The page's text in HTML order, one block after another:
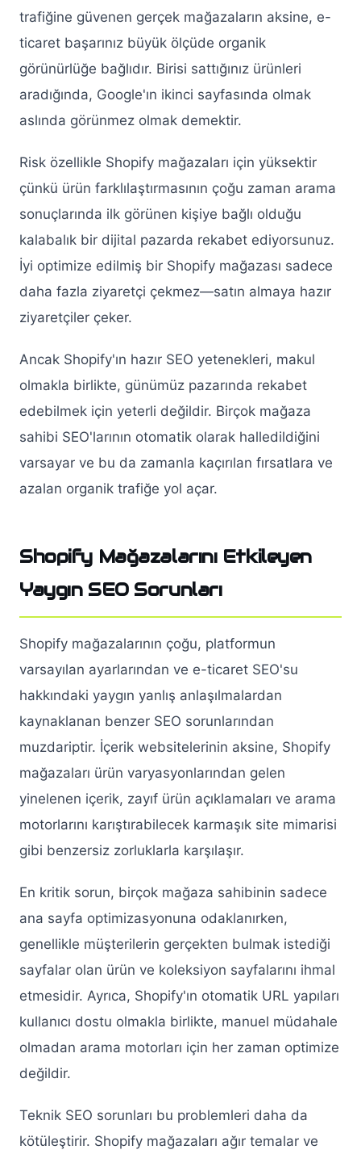
trafiğine güvenen gerçek mağazaların aksine, e-
ticaret başarınız büyük ölçüde organik
görünürlüğe bağlıdır. Birisi sattığınız ürünleri
aradığında, Google'ın ikinci sayfasında olmak
aslında görünmez olmak demektir.
Risk özellikle Shopify mağazaları için yüksektir
çünkü ürün farklılaştırmasının çoğu zaman arama
sonuçlarında ilk görünen kişiye bağlı olduğu
kalabalık bir dijital pazarda rekabet ediyorsunuz.
İyi optimize edilmiş bir Shopify mağazası sadece
daha fazla ziyaretçi çekmez—satın almaya hazır
ziyaretçiler çeker.
Ancak Shopify'ın hazır SEO yetenekleri, makul
olmakla birlikte, günümüz pazarında rekabet
edebilmek için yeterli değildir. Birçok mağaza
sahibi SEO'larının otomatik olarak halledildiğini
varsayar ve bu da zamanla kaçırılan fırsatlara ve
azalan organik trafiğe yol açar.
Shopify Mağazalarını Etkileyen
Yaygın SEO Sorunları
Shopify mağazalarının çoğu, platformun
varsayılan ayarlarından ve e-ticaret SEO'su
hakkındaki yaygın yanlış anlaşılmalardan
kaynaklanan benzer SEO sorunlarından
muzdariptir. İçerik websitelerinin aksine, Shopify
mağazaları ürün varyasyonlarından gelen
yinelenen içerik, zayıf ürün açıklamaları ve arama
motorlarını karıştırabilecek karmaşık site mimarisi
gibi benzersiz zorluklarla karşılaşır.
En kritik sorun, birçok mağaza sahibinin sadece
ana sayfa optimizasyonuna odaklanırken,
genellikle müşterilerin gerçekten bulmak istediği
sayfalar olan ürün ve koleksiyon sayfalarını ihmal
etmesidir. Ayrıca, Shopify'ın otomatik URL yapıları
kullanıcı dostu olmakla birlikte, manuel müdahale
olmadan arama motorları için her zaman optimize
değildir.
Teknik SEO sorunları bu problemleri daha da
kötüleştirir. Shopify mağazaları ağır temalar ve